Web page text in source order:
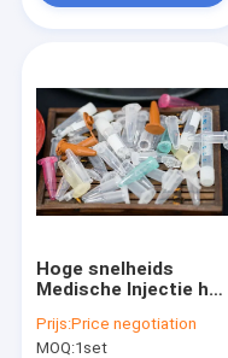
Hoge snelheids
Medische Injectie het
Goede het Vormen
Stabiliteit voor
Prijs:Price negotiation
MOQ:1set